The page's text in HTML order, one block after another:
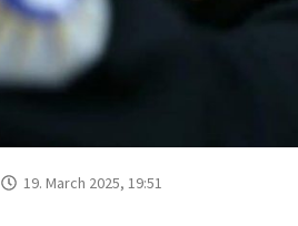
19. March 2025, 19:51